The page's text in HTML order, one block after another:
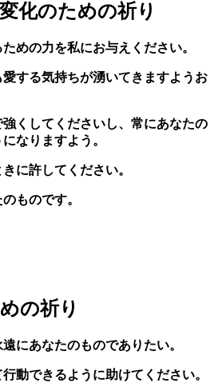
化のための祈り
めの力を私にお与えください。
する気持ちが湧いてきますようお
くしてくださいし、常にあなたの
なりますよう。
に許してください。
ものです。
の祈り
にあなたのものでありたい。
動できるように助けてください。